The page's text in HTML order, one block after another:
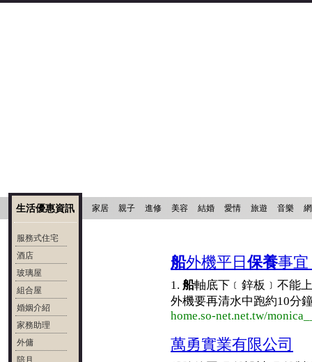
家居 親子 進修 美容 結婚 愛情 旅遊 音樂
生活優惠資訊
服務式住宅
酒店
玻璃屋
組合屋
婚姻介紹
家務助理
外傭
陪月
船外機平日保養事宜
1. 船軸底下﹝鋅板﹞不能
外機要再清水中跑約10分
home.so-net.net.tw/
萬勇實業有限公司